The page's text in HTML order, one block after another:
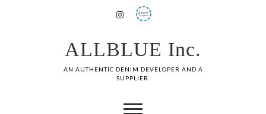
ALLBLUE Inc.
AN AUTHENTIC DENIM DEVELOPER AND A
SUPPLIER.